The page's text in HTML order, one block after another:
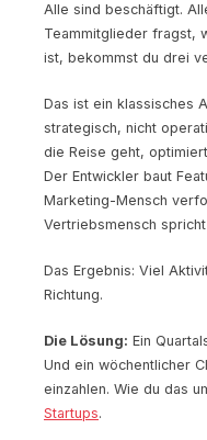
Alle sind beschäftigt.
Teammitglieder fragst,
ist, bekommst du drei
Das ist ein klassisches
strategisch, nicht
die Reise geht,
Der Entwickler baut
Marketing-Mensch
Vertriebsmensch
Das Ergebnis: Viel
Richtung.
Die Lösung: Ein
Und ein wöchentlicher
einzahlen. Wie du das
Startups.